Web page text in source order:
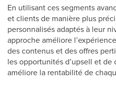
En utilisant ces segments
et clients de manière plus
personnalisés adaptés à leur
approche améliore
des contenus et des offres
les opportunités d’upsell et de
améliore la rentabilité de